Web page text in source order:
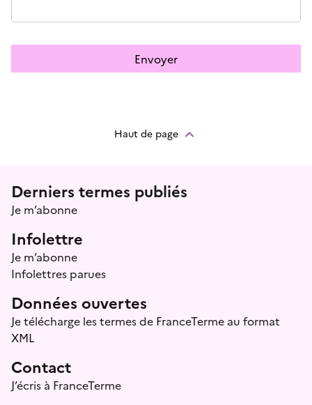
Envoyer
Haut de page
Menu prefooter
Derniers termes publiés
Je m’abonne
Infolettre
Je m’abonne
Infolettres parues
Données ouvertes
Je télécharge les termes de FranceTerme au format
XML
Contact
J’écris à FranceTerme